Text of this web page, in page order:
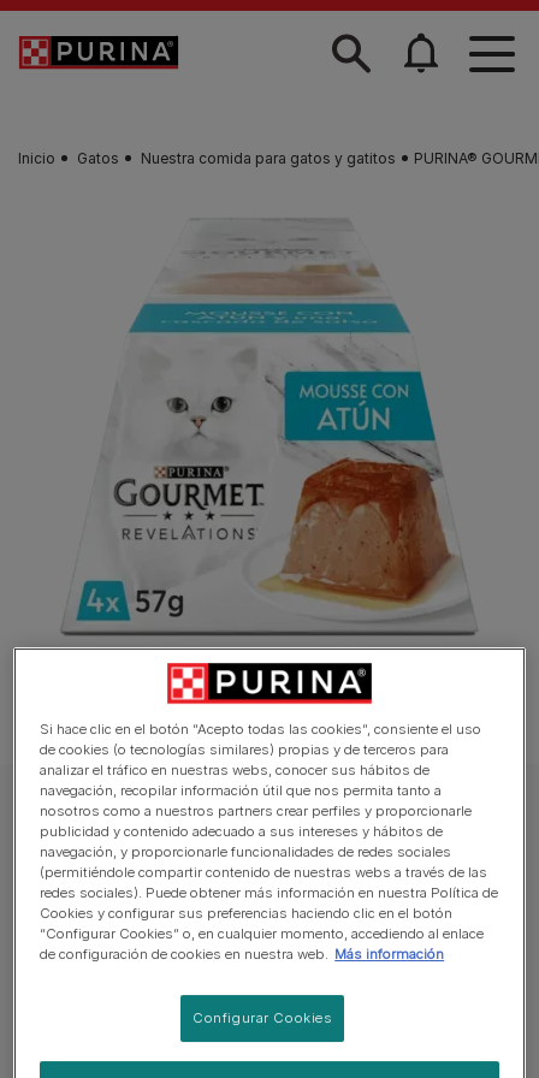
Skip to main content
Inicio Gatos Nuestra comida para gatos y gatitos PURINA®
GOURMET Gato Comida húmeda
PURINA® GOURMET™ REVELATIONS™
Pirámide de Mousse, con Atún y cascada de
Salsa
Sin reseñas aún
Tamaños disponibles: 4x57g
Si hace clic en el botón “Acepto todas las cookies”, consiente el uso
de cookies (o tecnologías similares) propias y de terceros para
analizar el tráfico en nuestras webs, conocer sus hábitos de
navegación, recopilar información útil que nos permita tanto a
nosotros como a nuestros partners crear perfiles y proporcionarle
publicidad y contenido adecuado a sus intereses y hábitos de
navegación, y proporcionarle funcionalidades de redes sociales
(permitiéndole compartir contenido de nuestras webs a través de las
redes sociales). Puede obtener más información en nuestra Política de
Cookies y configurar sus preferencias haciendo clic en el botón
“Configurar Cookies” o, en cualquier momento, accediendo al enlace
de configuración de cookies en nuestra web. Más información
Configurar Cookies